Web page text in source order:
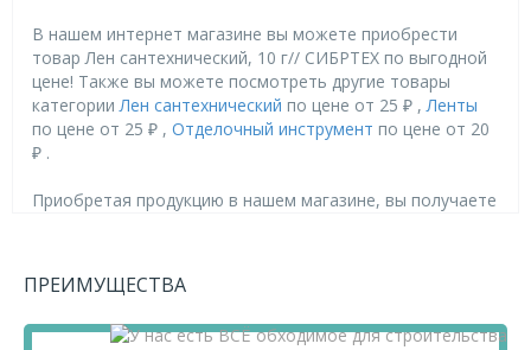
В нашем интернет магазине вы можете приобрести
товар Лен сантехнический, 10 г// СИБРТЕХ по выгодной
цене! Также вы можете посмотреть другие товары
категории Лен сантехнический по цене от 25 ₽ , Ленты
по цене от 25 ₽ , Отделочный инструмент по цене от 20
₽ .
Приобретая продукцию в нашем магазине, вы получаете
поставщиков.
СИБРТЕХ, перенесите его в «Корзину» и оформите свой
ПРЕИМУЩЕСТВА